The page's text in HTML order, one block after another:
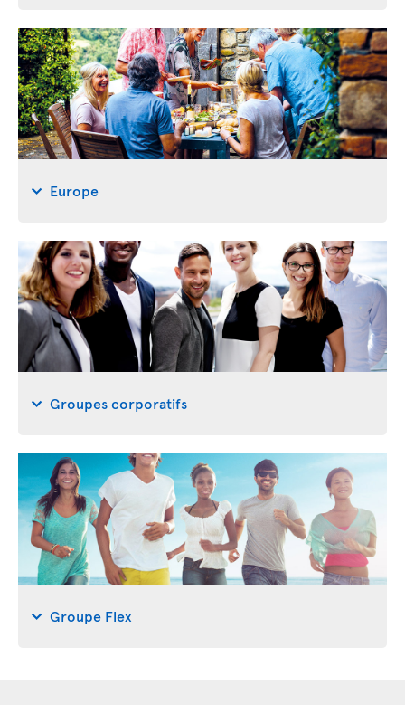
Europe
Groupes corporatifs
Groupe Flex